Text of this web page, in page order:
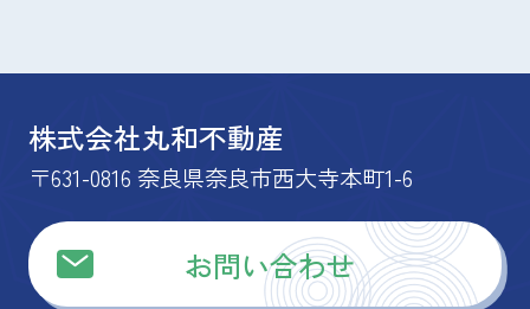
株式会社丸和不動産
〒631-0816 奈良県奈良市西大寺本町1-6
お問い合わせ